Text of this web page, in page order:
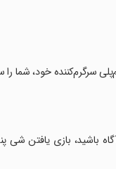
باشید، بازی یافتن